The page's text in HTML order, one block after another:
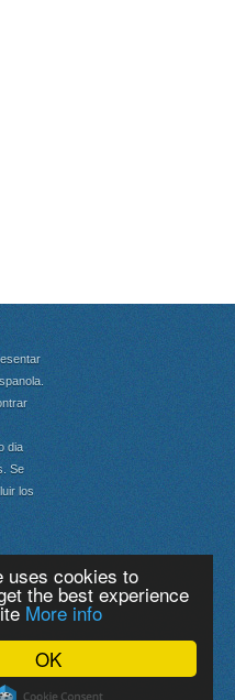
OK
uses cookies to
the best experience
More info
dia
Se
los